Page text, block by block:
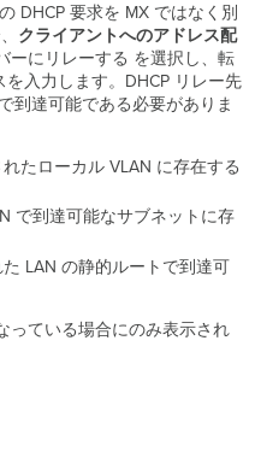
DHCP 要求を MX ではなく別
クライアントへのアドレス配
ーにリレーする を選択し、転
入力します。DHCP リレー先
到達可能である必要がありま
たローカル VLAN に存在する
で到達可能なサブネットに存
LAN の静的ルートで到達可
っている場合にのみ表示され